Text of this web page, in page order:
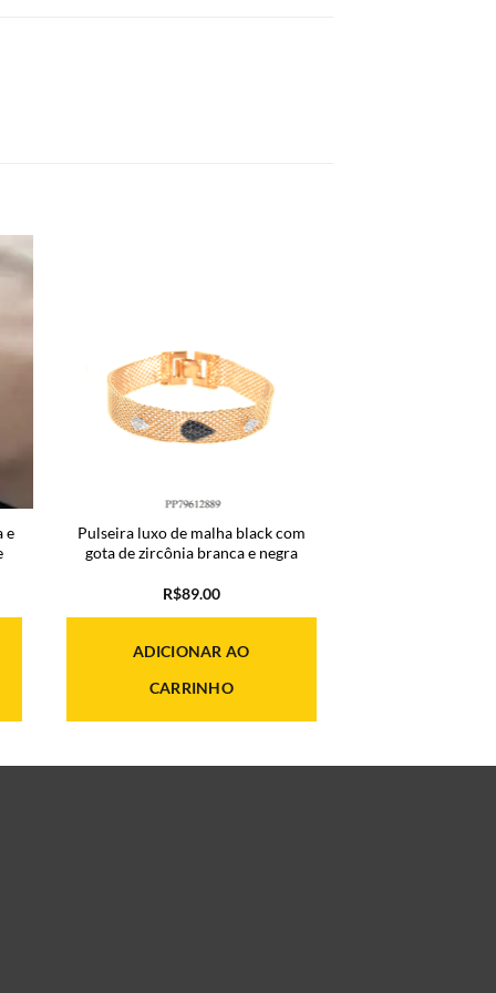
e
Pulseira luxo de malha black com
gota de zircônia branca e negra
R$89.00
ADICIONAR AO
CARRINHO